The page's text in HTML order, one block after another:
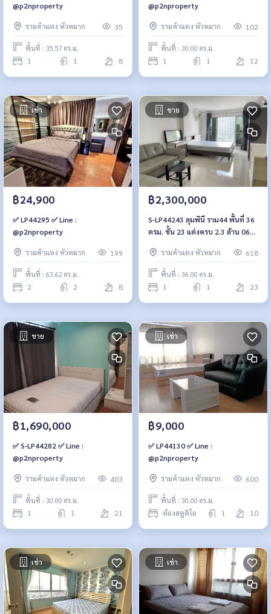
@p2nproperty
รามคำแหง หัวหมาก 35
พื้นที่ : 35.57 ตร.ม.
1 1 8
@p2nproperty
รามคำแหง หัวหมาก 102
พื้นที่ : 30.00 ตร.ม.
1 1 12
เช่า
฿24,900
✅ LP44295 ✅ Line :
@p2nproperty
รามคำแหง หัวหมาก 199
พื้นที่ : 63.62 ตร.ม.
2 2 8
ขาย
฿2,300,000
S-LP44243 ลุมพินี ราม44 พื้นที่ 36
ตรม. ชั้น 23 แต่งครบ 2.3 ล้าน 064-
รามคำแหง หัวหมาก
618
พื้นที่ : 36.00 ตร.ม.
1 1 23
ขาย
฿1,690,000
✅ S-LP44282 ✅ Line :
@p2nproperty
รามคำแหง หัวหมาก 403
พื้นที่ : 30.00 ตร.ม.
1 1 21
เช่า
฿9,000
✅ LP44130 ✅ Line :
@p2nproperty
รามคำแหง หัวหมาก 600
พื้นที่ : 30.00 ตร.ม.
ห้องสตูดิโอ 1 10
เช่า เช่า